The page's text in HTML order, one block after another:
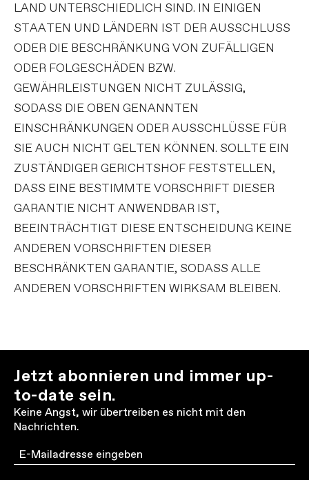
LAND UNTERSCHIEDLICH SIND. IN EINIGEN
STAATEN UND LÄNDERN IST DER AUSSCHLUSS
ODER DIE BESCHRÄNKUNG VON ZUFÄLLIGEN
ODER FOLGESCHÄDEN BZW.
GEWÄHRLEISTUNGEN NICHT ZULÄSSIG,
SODASS DIE OBEN GENANNTEN
EINSCHRÄNKUNGEN ODER AUSSCHLÜSSE FÜR
SIE AUCH NICHT GELTEN KÖNNEN. SOLLTE EIN
ZUSTÄNDIGER GERICHTSHOF FESTSTELLEN,
DASS EINE BESTIMMTE VORSCHRIFT DIESER
GARANTIE NICHT ANWENDBAR IST,
BEEINTRÄCHTIGT DIESE ENTSCHEIDUNG KEINE
ANDEREN VORSCHRIFTEN DIESER
BESCHRÄNKTEN GARANTIE, SODASS ALLE
ANDEREN VORSCHRIFTEN WIRKSAM BLEIBEN.
Jetzt abonnieren und immer up-
to-date sein.
Keine Angst, wir übertreiben es nicht mit den
Nachrichten.
Email